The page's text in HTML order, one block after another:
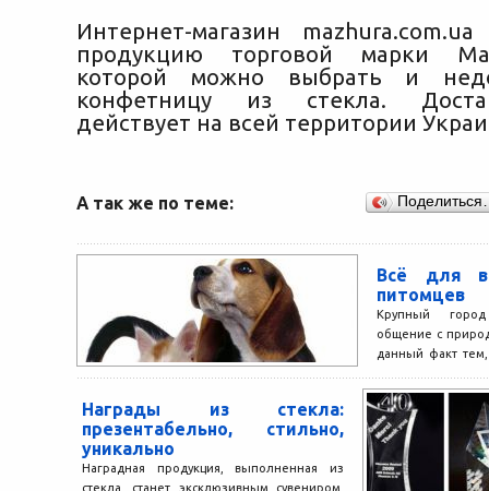
Интернет-магазин mazhura.com.ua
продукцию торговой марки
которой можно выбрать и
конфетницу из стекла.
действует на всей территории
А так же по теме:
Всё для
питомцев
Крупный
общение с
данный факт
Награды из стекла:
презентабельно, стильно,
уникально
Наградная продукция, выполненная из
стекла, станет эксклюзивным сувениром.